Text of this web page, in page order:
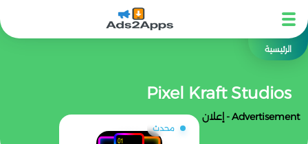
الرئيسية
Pixel Kraft Studios
Advertisement - إعلان
محدث